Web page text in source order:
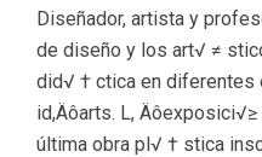
Diseñador, artista y
de diseño y los art√ ≠
did√ † ctica en diferentes
id,Äôarts. L,
última obra pl√ † stica